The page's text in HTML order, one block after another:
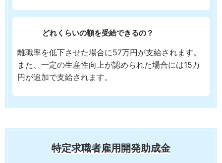
どれくらいの額を受給できるの？
離職率を低下させた場合に57万円が支給されます。
また、一定の生産性向上が認められた場合には15万
円が追加で支給されます。
特定求職者雇用開発助成金